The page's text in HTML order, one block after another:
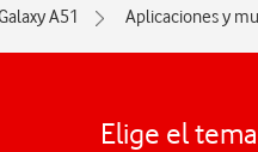
A51 Aplicaciones y
Elige el